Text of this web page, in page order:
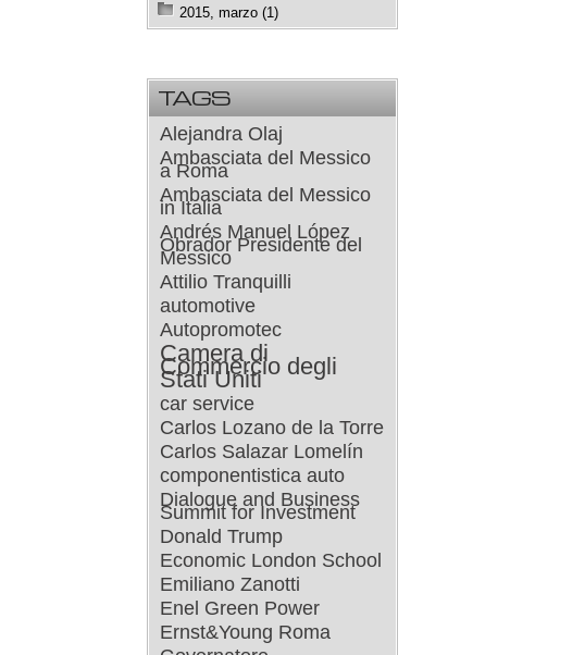
2015, marzo (1)
TAGS
Alejandra Olaj
Ambasciata del Messico
a Roma
Ambasciata del Messico
in Italia
Andrés Manuel López
Obrador Presidente del
Messico
Attilio Tranquilli
automotive
Autopromotec
Camera di
Commercio degli
Stati Uniti
car service
Carlos Lozano de la Torre
Carlos Salazar Lomelín
componentistica auto
Dialogue and Business
Summit for Investment
Donald Trump
Economic London School
Emiliano Zanotti
Enel Green Power
Ernst&Young Roma